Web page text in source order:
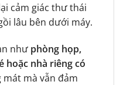
cảm giác thư thái
lâu bên dưới máy.
như phòng họp,
hoặc nhà riêng có
mà vẫn đảm